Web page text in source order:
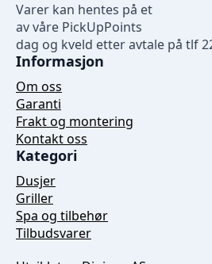
Varer kan hentes på et
av våre PickUpPoints
dag og kveld etter avtale på tlf
Informasjon
Om oss
Garanti
Frakt og montering
Kontakt oss
Kategori
Dusjer
Griller
Spa og tilbehør
Tilbudsvarer